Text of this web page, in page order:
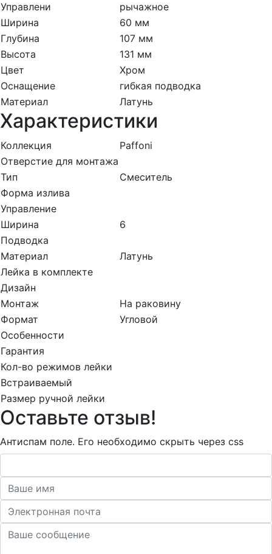
Управлени
рычажное
Ширина
60 мм
Глубина
107 мм
Высота
131 мм
Цвет
Хром
Оснащение
гибкая подводка
Материал
Латунь
Характеристики
Коллекция
Paffoni
Отверстие для монтажа
Тип
Смеситель
Форма излива
Управление
Ширина
6
Подводка
Материал
Латунь
Лейка в комплекте
Дизайн
Монтаж
На раковину
Формат
Угловой
Особенности
Гарантия
Кол-во режимов лейки
Встраиваемый
Размер ручной лейки
Оставьте отзыв!
Антиспам поле. Его необходимо скрыть через css